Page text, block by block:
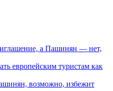
а Пашинян — нет,
европейским туристам как
возможно, избежит